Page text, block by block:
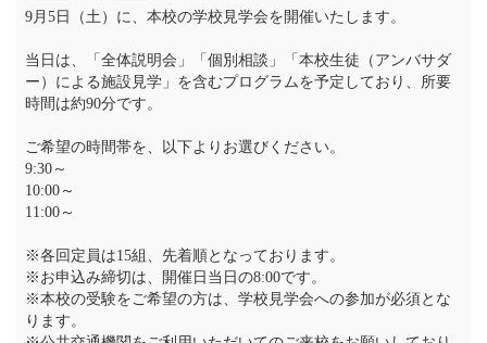
9月5日（土）に、本校の学校見学会を開催いたします。
当日は、「全体説明会」「個別相談」「本校生徒（アンバサダ
ー）による施設見学」を含むプログラムを予定しており、所要
時間は約90分です。
ご希望の時間帯を、以下よりお選びください。
9:30～
10:00～
11:00～
※各回定員は15組、先着順となっております。
※お申込み締切は、開催日当日の8:00です。
※本校の受験をご希望の方は、学校見学会への参加が必須とな
ります。